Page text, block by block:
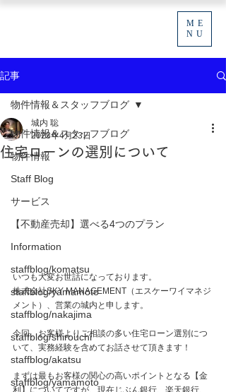
ME
NU
記事
物件情報＆スタッフブログ
物件情報
Staff Blog
サービス
【不動産売却】選べる4つのプラン
Information
staffblog/komatsu
staffblog/yamamoto
staffblog/nakajima
staffblog/shirouchi
staffblog/akatsu
staffblog/yamamoto
物件情報＆スタッフブログ
住宅ローンの選別について
城内 聡
2023年4月23日
いつも大変お世話になっております。
株式会社SKY MANAGEMENT（エスケーワイマネジ
メント）、営業の城内と申します。
今回、お客様よりご相談の多い住宅ローン選別につ
いて、実務経験を含めてお話させて頂きます！
まずは最もお客様の関心の高いポイントとなる【金